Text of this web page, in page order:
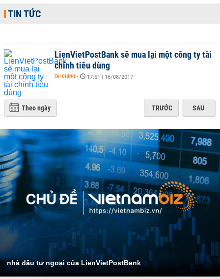
TIN TỨC
LienVietPostBank sẽ mua lại một công ty tài
chính tiêu dùng
TÀI CHÍNH - 17:51 | 16/08/2017
Theo ngày TRƯỚC SAU
nhà đầu tư ngoại của LienVietPostBank